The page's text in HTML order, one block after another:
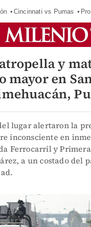
Cincinnati vs Pumas
y
mayor en
lugar alertaron la
inconsciente en
Ferrocarril y
a un costado del